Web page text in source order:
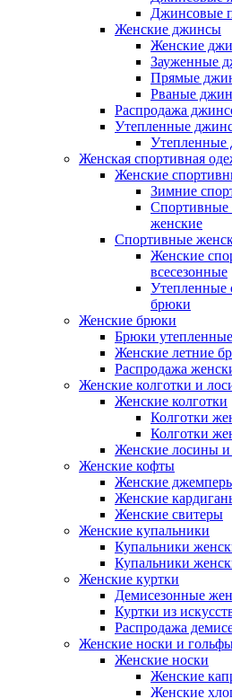
Джинсовые
Женские джинсы
Женские
Зауженные
Прямые
Рваные
Распродажа
Утепленные
Утепленные
Женская спортивная
Женские
Зимние
Спортивные
женские
Спортивные
Женские
всесезонные
Утепленные
брюки
Женские брюки
Брюки
Женские летние
Распродажа
Женские колготки и
Женские колготки
Колготки
Колготки
Женские лосины и
Женские кофты
Женские
Женские
Женские свитеры
Женские купальники
Купальники
Купальники
Женские куртки
Демисезонные
Куртки из
Распродажа
Женские носки и
Женские носки
Женские
Женские